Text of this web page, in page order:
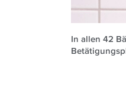
In allen 42